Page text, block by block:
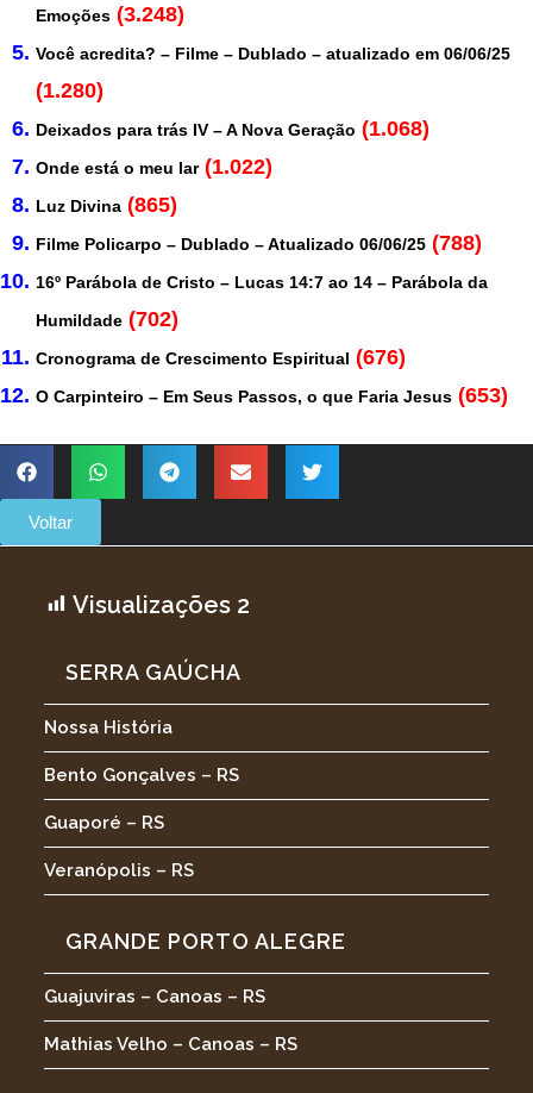
Emoções (3.248)
Você acredita? – Filme – Dublado – atualizado em 06/06/25
(1.280)
Deixados para trás IV – A Nova Geração (1.068)
Onde está o meu lar (1.022)
Luz Divina (865)
Filme Policarpo – Dublado – Atualizado 06/06/25 (788)
16º Parábola de Cristo – Lucas 14:7 ao 14 – Parábola da
Humildade (702)
Cronograma de Crescimento Espiritual (676)
O Carpinteiro – Em Seus Passos, o que Faria Jesus (653)
Voltar
Visualizações 2
SERRA GAÚCHA
Nossa História
Bento Gonçalves – RS
Guaporé – RS
Veranópolis – RS
GRANDE PORTO ALEGRE
Guajuviras – Canoas – RS
Mathias Velho – Canoas – RS